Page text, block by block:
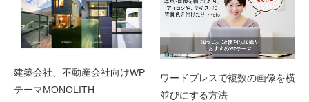
建築会社、不動産会社向けWP
テーマMONOLITH
ワードプレスで複数の画像を横
並びにする方法